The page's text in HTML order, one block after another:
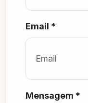
Email *
Mensagem *